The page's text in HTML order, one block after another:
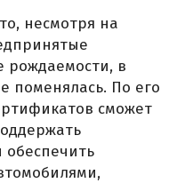
несмотря на
рождаемости, в
поменялась. По его
сможет